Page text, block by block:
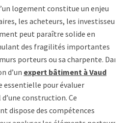
logement constitue un enjeu
les acheteurs, les investisseurs
peut paraître solide en
des fragilités importantes
porteurs ou sa charpente. Dans
d’un expert bâtiment à Vaud
essentielle pour évaluer
construction. Ce
dispose des compétences